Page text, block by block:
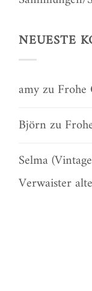
NEUESTE
amyzuFrohe
Björnzu
Selma
Verwaister